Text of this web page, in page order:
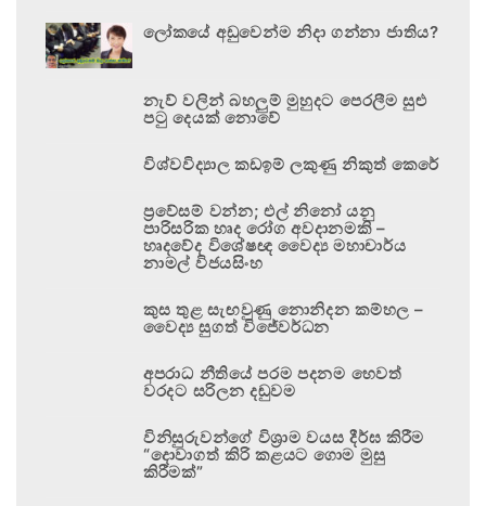
ලෝකයේ අඩුවෙන්ම නිදා ගන්නා ජාතිය?
නැව් වලින් බහලුම් මුහුදට පෙරලීම සුළු
පටු දෙයක් නොවේ
විශ්වවිද්‍යාල කඩඉම් ලකුණු නිකුත් කෙරේ
ප්‍රවේසම් වන්න; එල් නිනෝ යනු
පාරිසරික හෘද රෝග අවදානමකි –
හෘදවේද විශේෂඥ වෛද්‍ය මහාචාර්ය
නාමල් විජයසිංහ
කුස තුළ සැඟවුණු නොනිදන කම්හල –
වෛද්‍ය සුගත් විජේවර්ධන
අපරාධ නීතියේ පරම පදනම හෙවත්
වරදට සරිලන දඬුවම
විනිසුරුවන්ගේ විශ්‍රාම වයස දීර්ඝ කිරීම
“දොවාගත් කිරි කළයට ගොම මුසු
කිරීමක්”